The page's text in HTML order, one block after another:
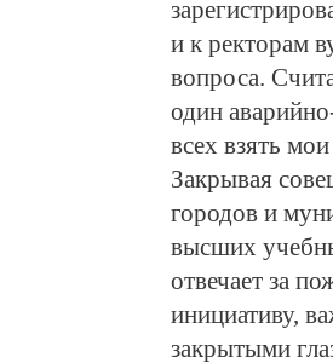
и к ректорам
вопроса.
один
всех взять
Закрывая
городов и
высших
отвечает за
инициативу,
закрытыми